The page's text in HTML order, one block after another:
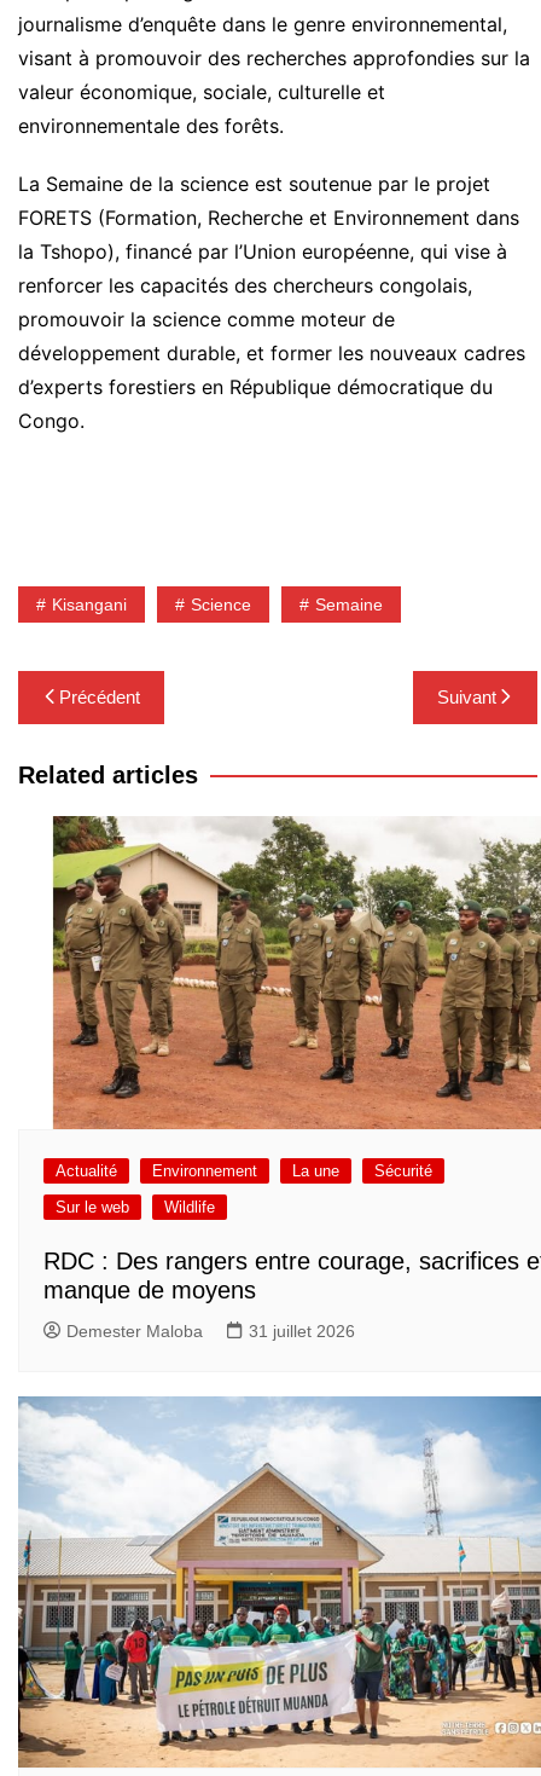
journalisme d’enquête dans le genre environnemental,
visant à promouvoir des recherches approfondies sur la
valeur économique, sociale, culturelle et
environnementale des forêts.
La Semaine de la science est soutenue par le projet
FORETS (Formation, Recherche et Environnement dans
la Tshopo), financé par l’Union européenne, qui vise à
renforcer les capacités des chercheurs congolais,
promouvoir la science comme moteur de
développement durable, et former les nouveaux cadres
d’experts forestiers en République démocratique du
Congo.
Kisangani Science Semaine
Navigation
de
l’article
Précédent Suivant
Related articles
Actualité Environnement La une
Sécurité
Sur le web
Wildlife
RDC : Des rangers entre courage, sacrifices
manque de moyens
Demester Maloba 31 juillet 2026